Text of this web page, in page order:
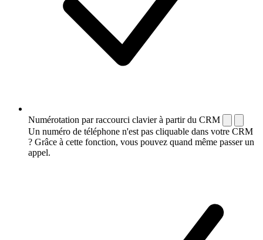
Numérotation par raccourci clavier à partir du CRM
Un numéro de téléphone n'est pas cliquable dans votre CRM
? Grâce à cette fonction, vous pouvez quand même passer un
appel.